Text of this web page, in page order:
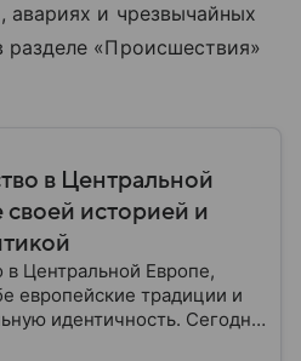
и чрезвычайных
разделе «Происшествия»
в Центральной
своей историей и
в Центральной Европе,
европейские традиции и
идентичность. Сегодня
роль в политике ЕС, а ее